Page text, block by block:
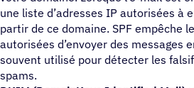
une liste d’adresses IP autorisées à
partir de ce domaine. SPF empêche
autorisées d’envoyer des messages
souvent utilisé pour détecter les
spams.